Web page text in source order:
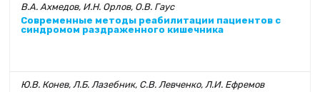
В.А. Ахмедов, И.Н. Орлов, О.В. Гаус
Современные методы реабилитации пациентов с
синдромом раздраженного кишечника
Ю.В. Конев, Л.Б. Лазебник, С.В. Левченко, Л.И. Ефремов